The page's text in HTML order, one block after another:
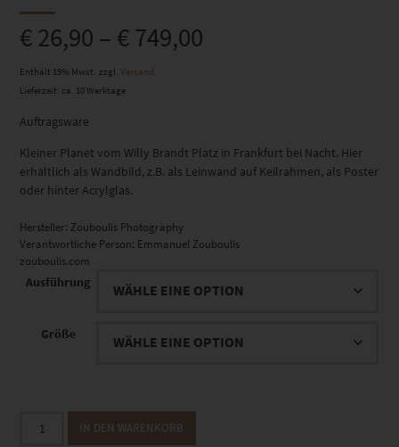
€26,90 – €749,00
Enthält 19% Mwst. zzgl.
Versand
Lieferzeit: ca. 10 Werktage
Auftragsware
Kleiner Planet vom Willy Brandt Platz in Frankfurt bei Nacht. Hier
erhältlich als Wandbild, z.B. als Leinwand auf Keilrahmen, als Poster
oder hinter Acrylglas.
Hersteller: Zouboulis Photography
Verantwortliche Person: Emmanuel Zouboulis
zouboulis.com
Ausführung
Größe
Planet
IN DEN WARENKORB